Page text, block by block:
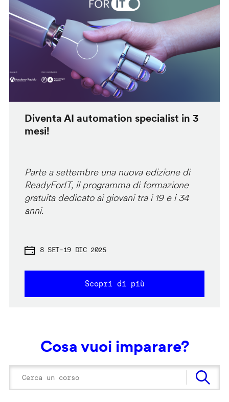
Diventa AI automation specialist in 3
mesi!
Parte a settembre una nuova edizione di
ReadyForIT, il programma di formazione
gratuita dedicato ai giovani tra i 19 e i 34
anni.
8 SET-19 DIC 2025
Scopri di più
Cosa vuoi imparare?